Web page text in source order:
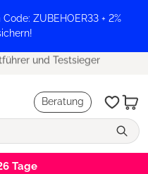
ZUBEHOER33 + 2%
und Testsieger
Beratung
Tage